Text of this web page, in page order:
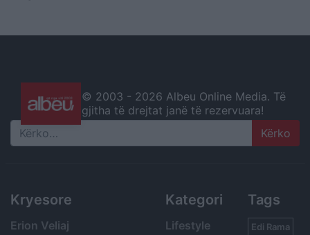
© 2003 - 2026 Albeu Online Media. Të
gjitha të drejtat janë të rezervuara!
Search
Kryesore
Erion Veliaj
Kategori
Lifestyle
Tags
Edi Rama